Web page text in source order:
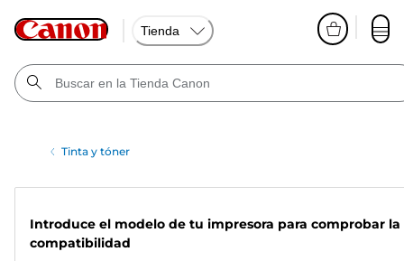
Tienda
Tinta y tóner
Introduce el modelo de tu impresora para comprobar la
compatibilidad